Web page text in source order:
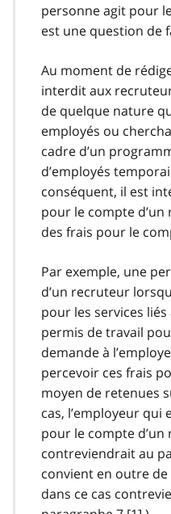
personne agit pour
est une question de
Au moment de
interdit aux
de quelque nature
employés ou
cadre d’un
d’employés
conséquent, il est
pour le compte
des frais pour le
Par exemple, une
d’un recruteur
pour les services liés
permis de travail
demande à
percevoir ces frais
moyen de retenues
cas, l’employeur qui
pour le compte
contreviendrait au
convient en outre
dans ce cas